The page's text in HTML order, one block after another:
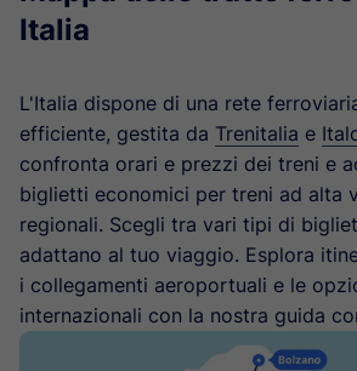
Italia
L'Italia dispone di una rete
efficiente, gestita da Trenitalia e
confronta orari e prezzi dei treni e
biglietti economici per treni ad alta
regionali. Scegli tra vari tipi di
adattano al tuo viaggio. Esplora
i collegamenti aeroportuali e le
internazionali con la nostra guida